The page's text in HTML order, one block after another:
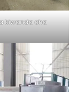
kiwanda cha